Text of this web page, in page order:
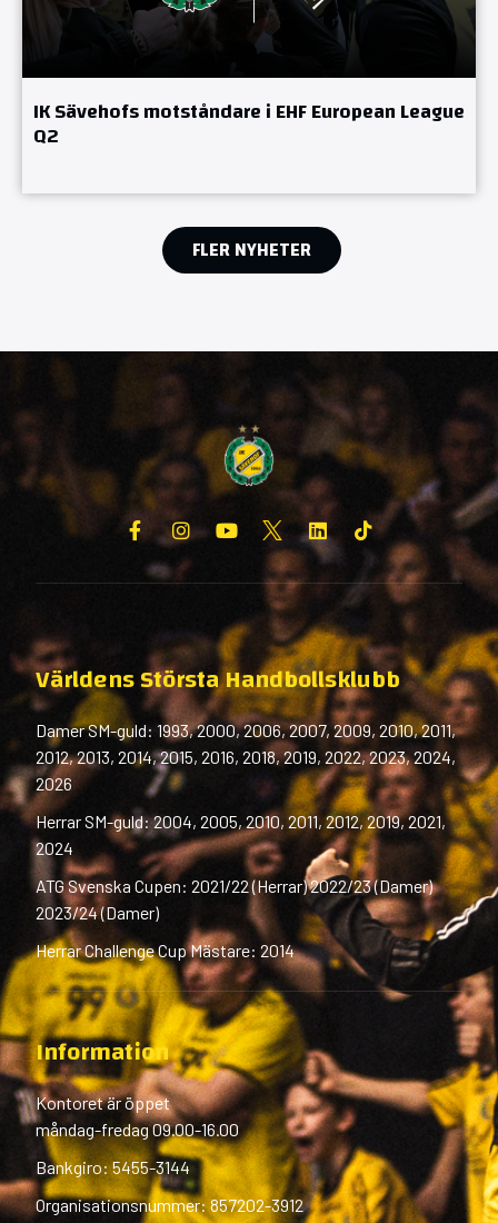
IK Sävehofs motståndare i EHF European League
Q2
FLER NYHETER
Världens Största Handbollsklubb
Damer SM-guld: 1993, 2000, 2006, 2007, 2009, 2010, 2011,
2012, 2013, 2014, 2015, 2016, 2018, 2019, 2022, 2023, 2024,
2026
Herrar SM-guld: 2004, 2005, 2010, 2011, 2012, 2019, 2021,
2024
ATG Svenska Cupen: 2021/22 (Herrar) 2022/23 (Damer)
2023/24 (Damer)
Herrar Challenge Cup Mästare: 2014
Information
Kontoret är öppet
måndag-fredag 09.00-16.00
Bankgiro: 5455-3144
Organisationsnummer: 857202-3912